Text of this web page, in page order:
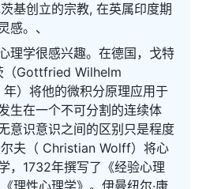
基创立的宗教, 在英属印度期
感。、
理学很感兴趣。在德国，戈特
（Gottfried Wilhelm
）将他的微积分原理应用于
生在一个不可分割的连续体
意识意识之间的区别只是程度
尔夫（ Christian Wolff）将心
，1732年撰写了《经验心理
理性心理学》。伊曼纽尔·康